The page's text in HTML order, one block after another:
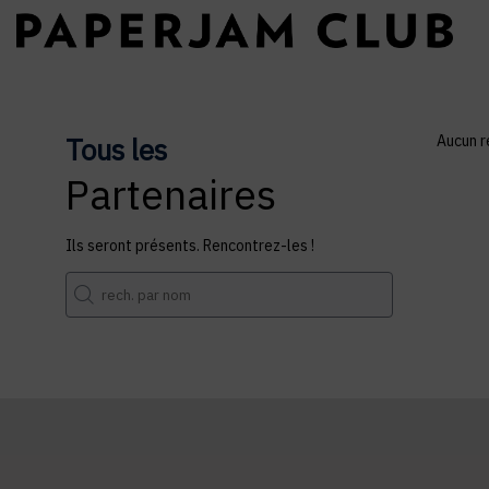
Tous les
Partenaires
Ils seront présents. Rencontrez-les !
Aucun